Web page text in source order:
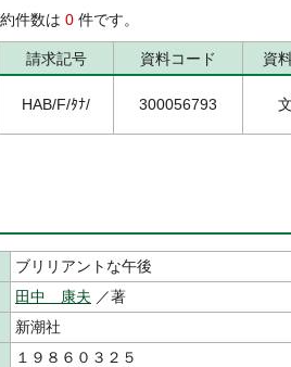
件数は 0 件です。
請求記号 資料コード 資
HAB/F/ﾀﾅ/ 300056793
ブリリアントな午後
田中 康夫 ／著
新潮社
１９８６０３２５